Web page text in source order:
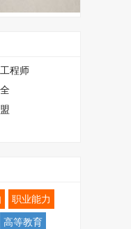
程师
职业能力
高等教育